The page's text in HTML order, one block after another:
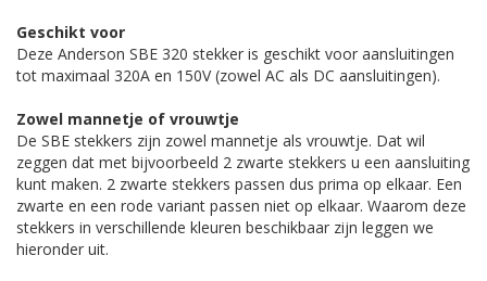
Geschikt voor
Deze Anderson SBE 320 stekker is geschikt voor aansluitingen
tot maximaal 320A en 150V (zowel AC als DC aansluitingen).
Zowel mannetje of vrouwtje
De SBE stekkers zijn zowel mannetje als vrouwtje. Dat wil
zeggen dat met bijvoorbeeld 2 zwarte stekkers u een aansluiting
kunt maken. 2 zwarte stekkers passen dus prima op elkaar. Een
zwarte en een rode variant passen niet op elkaar. Waarom deze
stekkers in verschillende kleuren beschikbaar zijn leggen we
hieronder uit.